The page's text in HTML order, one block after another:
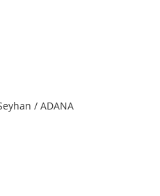
/ ADANA